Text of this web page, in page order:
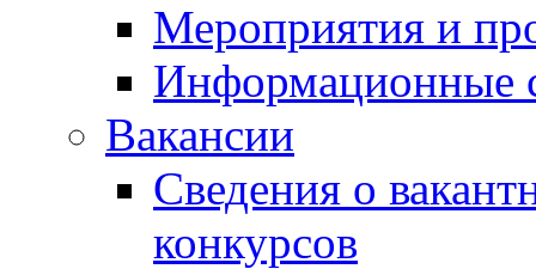
Мероприятия и
Информационные
Вакансии
Сведения о
конкурсов